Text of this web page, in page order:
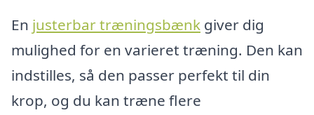
En justerbar træningsbænk giver dig
mulighed for en varieret træning. Den kan
indstilles, så den passer perfekt til din
krop, og du kan træne flere